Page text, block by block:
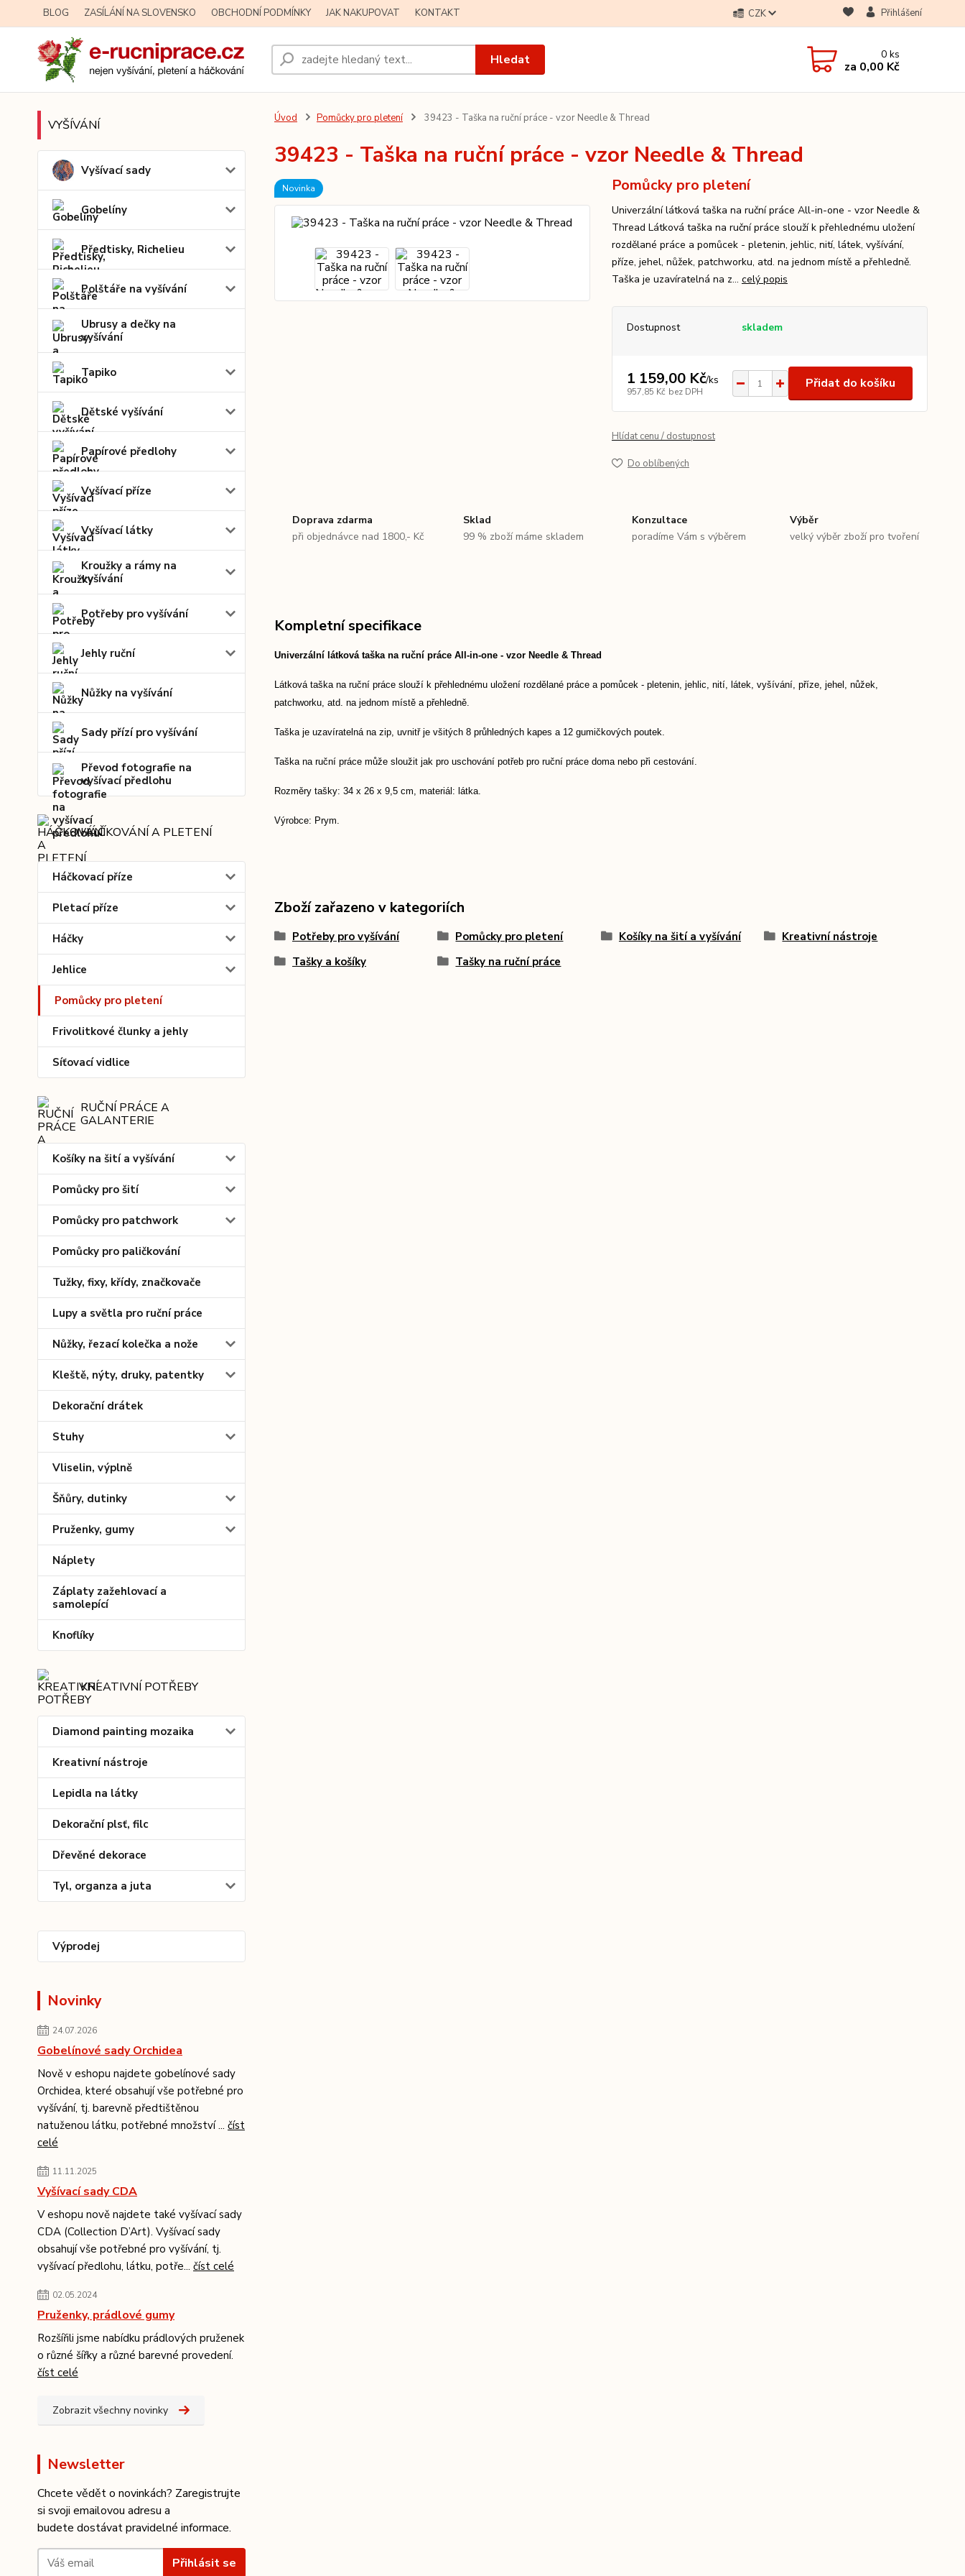
BLOG ZASÍLÁNÍ NA SLOVENSKO OBCHODNÍ PODMÍNKY JAK NAKUPOVAT KONTAKT CZK Přihlášení
Hledat 0ks
za 0,00 Kč
VYŠÍVÁNÍ
Vyšívací sady
Gobelíny
Předtisky, Richelieu
Polštáře na vyšívání
Ubrusy a dečky na
vyšívání
Tapiko
Dětské vyšívání
Papírové předlohy
Vyšívací příze
Vyšívací látky
Kroužky a rámy na
vyšívání
Potřeby pro vyšívání
Jehly ruční
Nůžky na vyšívání
Sady přízí pro vyšívání
Převod fotografie na
vyšívací předlohu
HÁČKOVÁNÍ A PLETENÍ
Háčkovací příze
Pletací příze
Háčky
Jehlice
Pomůcky pro pletení
Frivolitkové člunky a jehly
Síťovací vidlice
RUČNÍ PRÁCE A
GALANTERIE
Košíky na šití a vyšívání
Pomůcky pro šití
Pomůcky pro patchwork
Pomůcky pro paličkování
Tužky, fixy, křídy, značkovače
Lupy a světla pro ruční práce
Nůžky, řezací kolečka a nože
Kleště, nýty, druky, patentky
Dekorační drátek
Stuhy
Vliselin, výplně
Šňůry, dutinky
Pruženky, gumy
Náplety
Záplaty zažehlovací a
samolepící
Knoflíky
KREATIVNÍ POTŘEBY
Diamond painting mozaika
Kreativní nástroje
Lepidla na látky
Dekorační plsť, filc
Dřevěné dekorace
Tyl, organza a juta
Výprodej
Novinky
24.07.2026
Gobelínové sady Orchidea
Nově v eshopu najdete gobelínové sady
Orchidea, které obsahují vše potřebné pro
vyšívání, tj. barevně předtištěnou
natuženou látku, potřebné množství ... číst
celé
11.11.2025
Vyšívací sady CDA
V eshopu nově najdete také vyšívací sady
CDA (Collection D’Art). Vyšívací sady
obsahují vše potřebné pro vyšívání, tj.
vyšívací předlohu, látku, potře... číst celé
02.05.2024
Pruženky, prádlové gumy
Rozšířili jsme nabídku prádlových pruženek
o různé šířky a různé barevné provedení.
číst celé
Zobrazit všechny novinky
Newsletter
Chcete vědět o novinkách? Zaregistrujte
si svoji emailovou adresu a
budete dostávat pravidelné informace.
Přihlásit se
Úvod Pomůcky pro pletení 39423 - Taška na ruční práce - vzor Needle & Thread
39423 - Taška na ruční práce - vzor Needle & Thread
Novinka Pomůcky pro pletení
Univerzální látková taška na ruční práce All-in-one - vzor Needle &
Thread Látková taška na ruční práce slouží k přehlednému uložení
rozdělané práce a pomůcek - pletenin, jehlic, nití, látek, vyšívání,
příze, jehel, nůžek, patchworku, atd. na jednom místě a přehledně.
Taška je uzavíratelná na z... celý popis
Dostupnost skladem
1 159,00 Kč/ks
957,85 Kč bez DPH
Přidat do košíku
Hlídat cenu / dostupnost
Do oblíbených
Doprava zdarma
při objednávce nad 1800,- Kč
Sklad
99 % zboží máme skladem
Konzultace
poradíme Vám s výběrem
Výběr
velký výběr zboží pro tvoření
Kompletní specifikace
Univerzální látková taška na ruční práce All-in-one - vzor Needle & Thread
Látková taška na ruční práce slouží k přehlednému uložení rozdělané práce a pomůcek - pletenin, jehlic, nití, látek, vyšívání, příze, jehel, nůžek,
patchworku, atd. na jednom místě a přehledně.
Taška je uzavíratelná na zip, uvnitř je všitých 8 průhledných kapes a 12 gumičkových poutek.
Taška na ruční práce může sloužit jak pro uschování potřeb pro ruční práce doma nebo při cestování.
Rozměry tašky: 34 x 26 x 9,5 cm, materiál: látka.
Výrobce: Prym.
Zboží zařazeno v kategoriích
Potřeby pro vyšívání Pomůcky pro pletení Košíky na šití a vyšívání
Kreativní nástroje
Tašky a košíky
Tašky na ruční práce